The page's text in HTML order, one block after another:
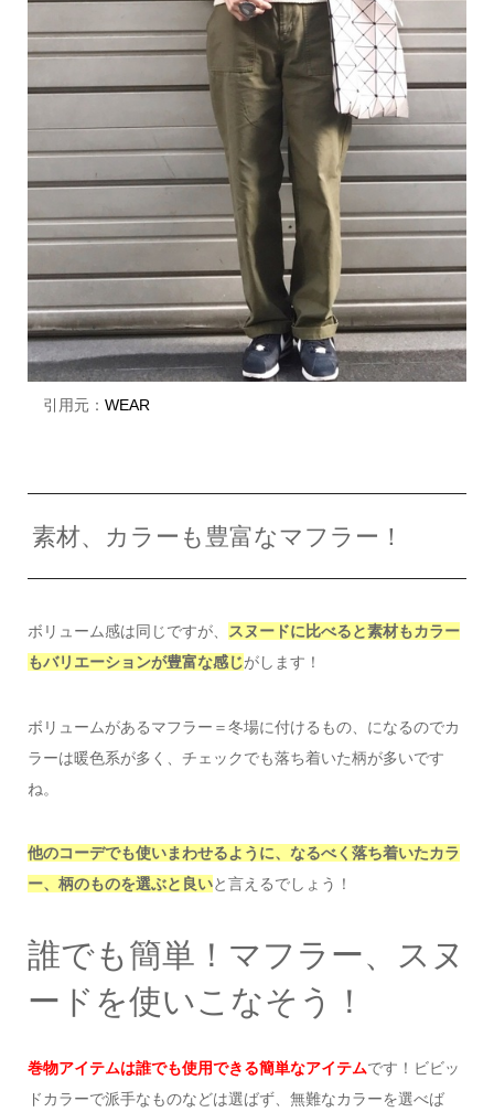
引用元： WEAR
素材、カラーも豊富なマフラー！
ボリューム感は同じですが、 スヌードに比べると素材もカラー
もバリエーションが豊富な感じがします！
ボリュームがあるマフラー＝冬場に付けるもの、になるのでカ
ラーは暖色系が多く、チェックでも落ち着いた柄が多いです
ね。
他のコーデでも使いまわせるように、なるべく落ち着いたカラ
ー、柄のものを選ぶと良いと言えるでしょう！
誰でも簡単！マフラー、スヌ
ードを使いこなそう！
巻物アイテムは誰でも使用できる簡単なアイテムです！ビビッ
ドカラーで派手なものなどは選ばず、無難なカラーを選べば